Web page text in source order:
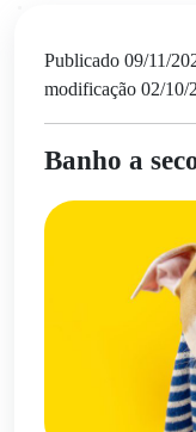
Publicado 09/11/
modificação 02/10/
Banho a